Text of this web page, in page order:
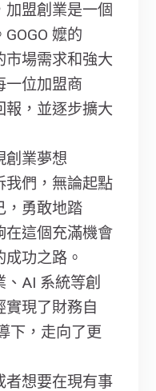
加盟創業是一個
嬤的
市場需求和強大
一位加盟商
報，並逐步擴大
創業夢想
我們，無論起點
，勇敢地踏
在這個充滿機會
功之路。
AI 系統等創
實現了財務自
下，走向了更
者想要在現有事